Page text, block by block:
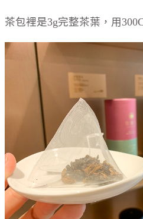
茶包裡是3g完整茶葉，用